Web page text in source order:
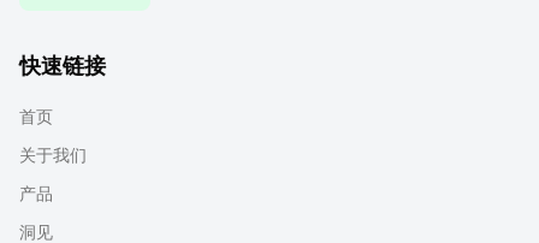
快速链接
首页
关于我们
产品
洞见